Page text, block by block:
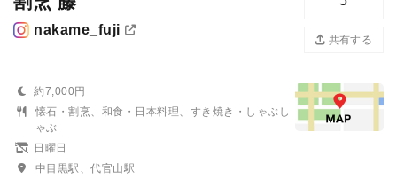
nakame_fuji
共有する
約7,000円
懐石・割烹、和食・日本料理、すき焼き・しゃぶし
ゃぶ
日曜日
中目黒駅、代官山駅